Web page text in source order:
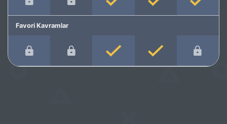
Favori Kavramlar